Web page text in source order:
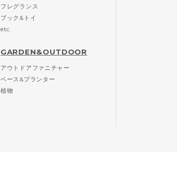
フレグランス
ブック&トイ
etc.
GARDEN&OUTDOOR
アウトドアファニチャー
ベース&プランター
植物